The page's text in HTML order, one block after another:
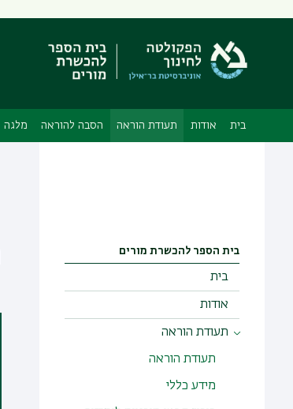
בית אודות תעודת הוראה הסבה להוראה מלגה
בית הספר להכשרת מורים
בית
אודות
תעודת הוראה
תעודת הוראה
מידע כללי